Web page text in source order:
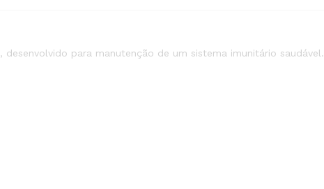
, desenvolvido para manutenção de um sistema imunitário saudável.